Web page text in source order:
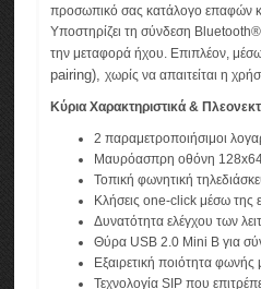
προσωπικό σας κατάλογο επαφών
Υποστηρίζει τη σύνδεση Bluetooth®
την μεταφορά ήχου. Επιπλέον,
pairing), χωρίς να απαιτείται η
Κύρια Χαρακτηριστικά &
2 παραμετροποιήσιμοι
Μαυρόασπρη οθόνη
Τοπική φωνητική
Κλήσεις one-click μέσω
Δυνατότητα ελέγχου των
Θύρα USB 2.0 Mini B για
Εξαιρετική ποιότητα
Τεχνολογία SIP που